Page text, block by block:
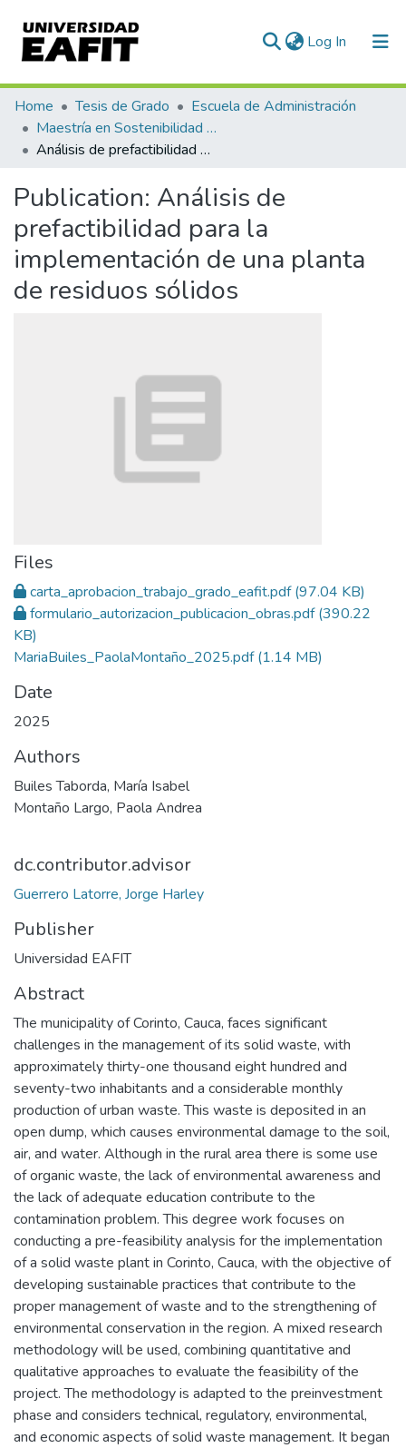
Log In (current)
Communities & Collections
All of DSpace
Home Tesis de Grado
Escuela de Administración
Maestría en Sostenibilidad (tesis)
Análisis de prefactibilidad para la implementación de una planta de residuos sólidos
Publication: Análisis de
prefactibilidad para la
implementación de una planta
de residuos sólidos
Files
carta_aprobacion_trabajo_grado_eafit.pdf(97.04 KB)
formulario_autorizacion_publicacion_obras.pdf(390.22
KB)
MariaBuiles_PaolaMontaño_2025.pdf(1.14 MB)
Date
2025
Authors
Builes Taborda, María Isabel
Montaño Largo, Paola Andrea
dc.contributor.advisor
Guerrero Latorre, Jorge Harley
Publisher
Universidad EAFIT
Abstract
The municipality of Corinto, Cauca, faces significant
challenges in the management of its solid waste, with
approximately thirty-one thousand eight hundred and
seventy-two inhabitants and a considerable monthly
production of urban waste. This waste is deposited in an
open dump, which causes environmental damage to the soil,
air, and water. Although in the rural area there is some use
of organic waste, the lack of environmental awareness and
the lack of adequate education contribute to the
contamination problem. This degree work focuses on
conducting a pre-feasibility analysis for the implementation
of a solid waste plant in Corinto, Cauca, with the objective of
developing sustainable practices that contribute to the
proper management of waste and to the strengthening of
environmental conservation in the region. A mixed research
methodology will be used, combining quantitative and
qualitative approaches to evaluate the feasibility of the
project. The methodology is adapted to the preinvestment
phase and considers technical, regulatory, environmental,
and economic aspects of solid waste management. It began